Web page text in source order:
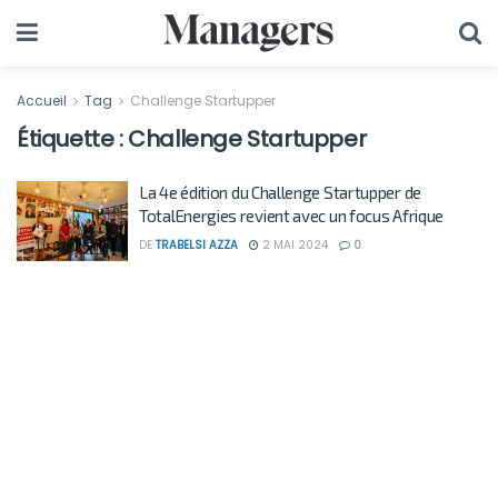
Accueil Tag Challenge Startupper
Étiquette :Challenge Startupper
La 4e édition du Challenge Startupper de
TotalEnergies revient avec un focus Afrique
DE TRABELSI AZZA 2 MAI 2024 0